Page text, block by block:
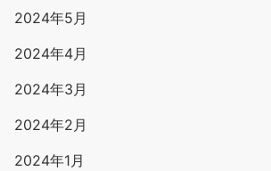
2024年5月
2024年4月
2024年3月
2024年2月
2024年1月